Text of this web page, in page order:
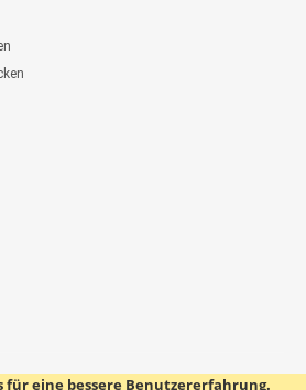
für eine bessere Benutzererfahrung.